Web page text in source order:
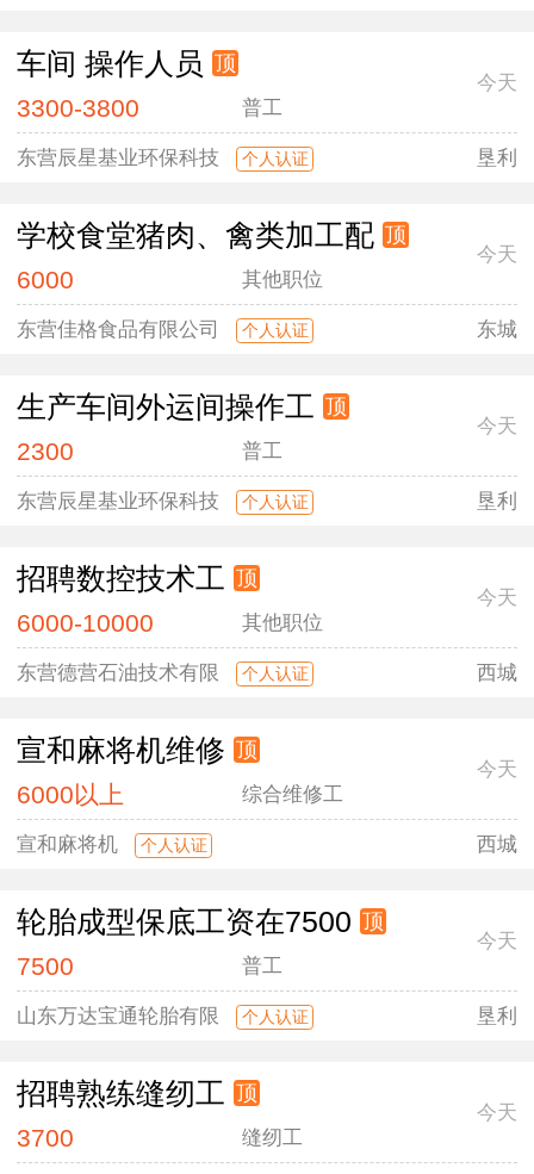
车间 操作人员 顶
3300-3800 普工
今天
东营辰星基业环保科技 个人认证 垦利
学校食堂猪肉、禽类加工配 顶
6000 其他职位
今天
东营佳格食品有限公司 个人认证 东城
生产车间外运间操作工 顶
2300 普工
今天
东营辰星基业环保科技 个人认证 垦利
招聘数控技术工 顶
6000-10000 其他职位
今天
东营德营石油技术有限 个人认证 西城
宣和麻将机维修 顶
6000以上 综合维修工
今天
宣和麻将机 个人认证 西城
轮胎成型保底工资在7500 顶
7500 普工
今天
山东万达宝通轮胎有限 个人认证 垦利
招聘熟练缝纫工 顶
3700 缝纫工
今天